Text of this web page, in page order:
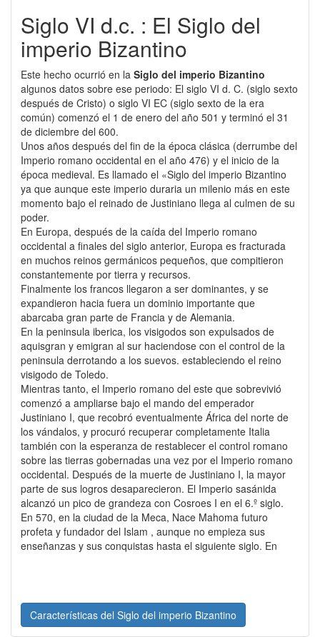
Siglo VI d.c. : El Siglo del
imperio Bizantino
Este hecho ocurrió en la Siglo del imperio Bizantino
algunos datos sobre ese periodo: El siglo VI d. C. (siglo sexto
después de Cristo) o siglo VI EC (siglo sexto de la era
común) comenzó el 1 de enero del año 501 y terminó el 31
de diciembre del 600.
Unos años después del fin de la época clásica (derrumbe del
Imperio romano occidental en el año 476) y el inicio de la
época medieval. Es llamado el «Siglo del imperio Bizantino
ya que aunque este imperio duraria un milenio más en este
momento bajo el reinado de Justiniano llega al culmen de su
poder.
En Europa, después de la caída del Imperio romano
occidental a finales del siglo anterior, Europa es fracturada
en muchos reinos germánicos pequeños, que compitieron
constantemente por tierra y recursos.
Finalmente los francos llegaron a ser dominantes, y se
expandieron hacia fuera un dominio importante que
abarcaba gran parte de Francia y de Alemania.
En la peninsula iberica, los visigodos son expulsados de
aquisgran y emigran al sur haciendose con el control de la
peninsula derrotando a los suevos. estableciendo el reino
visigodo de Toledo.
Mientras tanto, el Imperio romano del este que sobrevivió
comenzó a ampliarse bajo el mando del emperador
Justiniano I, que recobró eventualmente África del norte de
los vándalos, y procuró recuperar completamente Italia
también con la esperanza de restablecer el control romano
sobre las tierras gobernadas una vez por el Imperio romano
occidental. Después de la muerte de Justiniano I, la mayor
parte de sus logros desaparecieron. El Imperio sasánida
alcanzó un pico de grandeza con Cosroes I en el 6.º siglo.
En 570, en la ciudad de la Meca, Nace Mahoma futuro
profeta y fundador del Islam , aunque no empieza sus
enseñanzas y sus conquistas hasta el siguiente siglo. En
Características del Siglo del imperio Bizantino